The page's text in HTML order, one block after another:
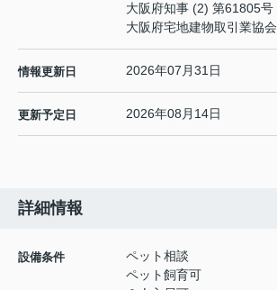
大阪府知事 (2) 第61805号
大阪府宅地建物取引業協会
情報更新日 2026年07月31日
更新予定日 2026年08月14日
詳細情報
設備条件
ペット相談
ペット飼育可